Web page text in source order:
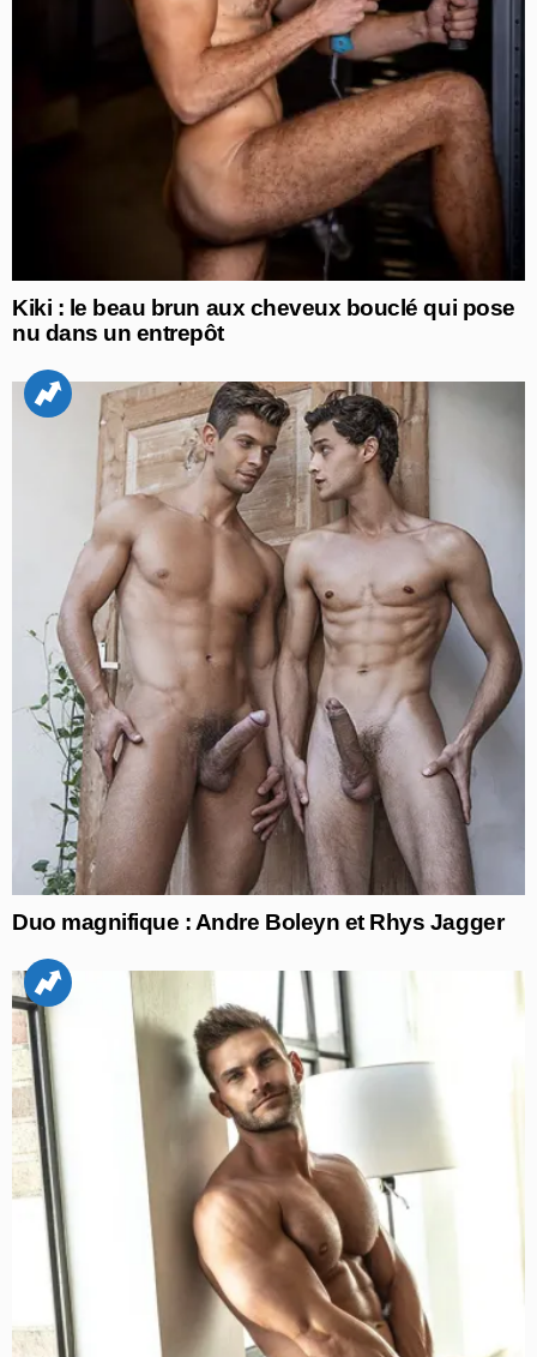
Kiki : le beau brun aux cheveux bouclé qui pose
nu dans un entrepôt
Duo magnifique : Andre Boleyn et Rhys Jagger